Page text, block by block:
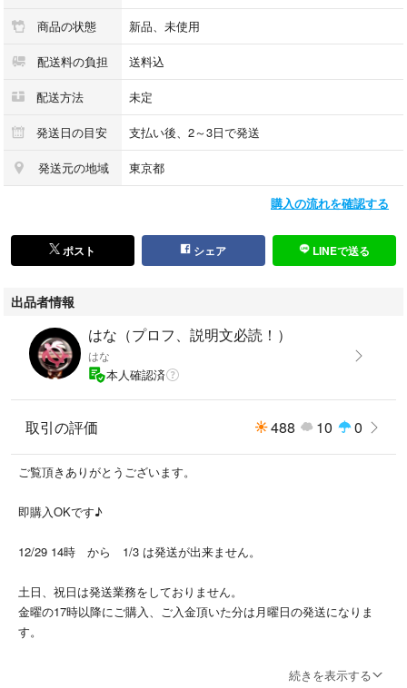
■素材・成分：
注意事項【仕様】
電源定格：AV100V 50/60Hz
消費電力：約11W
設置環境(推奨)：(温度)0～40℃/(動作姿勢)水平※結露なきこと
インターフェイス：USB2
送料込みです。
北海道の札幌、函館等は離島扱いにはなりません。（北海道内の方）
東京の大島や、新潟の佐渡等は離島扱いになります。
離島の場所により送料変わりますので
購入前にコメント下さい！
離島以外の方は、コメントなしの即買いOK
値下げコメント✖︎
商品の状態 新品、未使用
配送料の負担 送料込
配送方法 未定
発送日の目安 支払い後、2～3日で発送
発送元の地域 東京都
購入の流れを確認する
ポスト シェア LINEで送る
出品者情報
はな（プロフ、説明文必読！）
はな
本人確認済
取引の評価 488 10 0
ご覧頂きありがとうございます。
即購入OKです♪
12/29 14時 から 1/3 は発送が出来ません。
土日、祝日は発送業務をしておりません。
金曜の17時以降にご購入、ご入金頂いた分は月曜日の発送になりま
す。
続きを表示する